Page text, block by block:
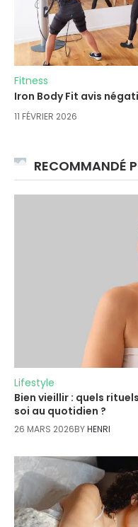
Fitness
Iron Body Fit avis
11 FÉVRIER 2026
RECOMMANDÉ
Lifestyle
Bien vieillir : quels
soi au quotidien ?
26 MARS 2026BYHENRI